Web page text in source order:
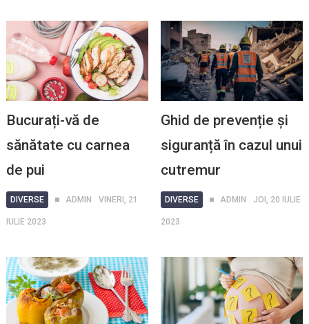
Bucurați-vă de
sănătate cu carnea
de pui
DIVERSE ADMIN VINERI, 21
IULIE 2023
Ghid de prevenție și
siguranță în cazul unui
cutremur
DIVERSE ADMIN JOI, 20 IULIE
2023